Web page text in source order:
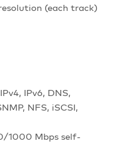
(each track)
IPv6, DNS,
NFS, iSCSI,
1000 Mbps self-